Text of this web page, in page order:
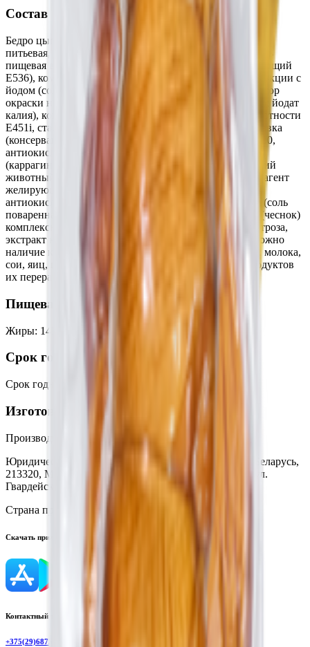
Состав
Бедро цыплят-бройлеров, шприцовочный рассол (вода
питьевая, соль пищевая выварочная йодированная (соль
пищевая выварочная, йодат калия, агент антислеживающий
Е536), комплексная пищевая добавка для мясной продукции с
йодом (соль пищевая выварочная; консервант и фиксатор
окраски нитрит натрия; агент антислеживающий Е536; йодат
калия), комплексная пищевая добавка (регулятор кислотности
E451i, стабилизатор E450i), комплексная пищевая добавка
(консервант Е262i, регуляторы кислотности (Е341, Е330,
антиокислитель Е301), пищевая добавка (загуститель
(каррагинан из водорослей EUCHEMA)), белок говяжий
животный соединительнотканный, пищевая добавка (агент
желирующий хлорид калия)), пищевая добавка
антиокислитель Е300), комплексная пищевая добавка (соль
поваренная, декстроза, экстракт натуральной специи (чеснок)
комплексная пищевая добавка (соль поваренная, декстроза,
экстракт натуральной специи (перец черный))). Возможно
наличие компонентов, используемых в производстве: молока,
сои, яиц, горницы, злаков, содержащих глютен, и продуктов
их переработки.
Пищевая ценность на 100г
Жиры: 14 Углеводы
Срок годности
Срок годности
Изготовитель
Производитель:
ЗАО «Серволюкс Агро»
Юридический адрес:
Филиал «Белмит», Республика Беларусь,
213320, Могилевская обл., Быховский р-н, г. Быхов, ул.
Гвардейская, 2А
Страна производства:
Скачать приложение
Контактный телефон
+375(29)6875999